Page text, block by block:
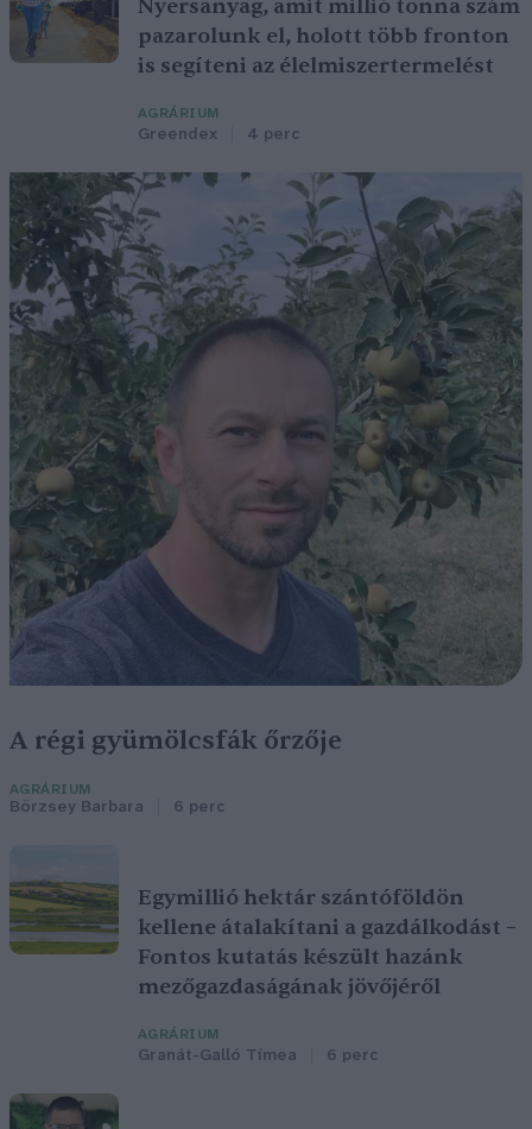
Nyersanyag, amit millió tonna szám
pazarolunk el, holott több fronton
is segíteni az élelmiszertermelést
AGRÁRIUM
Greendex 4 perc
A régi gyümölcsfák őrzője
AGRÁRIUM
Börzsey Barbara 6 perc
Egymillió hektár szántóföldön
kellene átalakítani a gazdálkodást –
Fontos kutatás készült hazánk
mezőgazdaságának jövőjéről
AGRÁRIUM
Granát-Galló Tímea 6 perc